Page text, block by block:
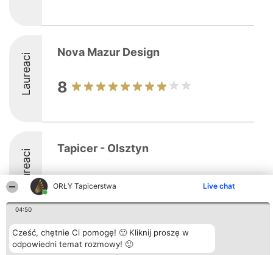
ORŁY Tapicerstwa Live chat
04:50
Cześć, chętnie Ci pomogę! 🙂 Kliknij proszę w
odpowiedni temat rozmowy! 🙂
Laureaci Nova Mazur Design
8
Laureaci Tapicer - Olsztyn
8.7
Organizator plebiscytu
Bright Side Solutions sp. z o.
Plebiscyt
Laureaci